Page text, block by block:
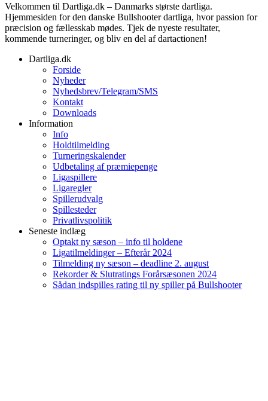
Velkommen til Dartliga.dk – Danmarks største dartliga.
Hjemmesiden for den danske Bullshooter dartliga, hvor passion for
præcision og fællesskab mødes. Tjek de nyeste resultater,
kommende turneringer, og bliv en del af dartactionen!
Dartliga.dk
Forside
Nyheder
Nyhedsbrev/Telegram/SMS
Kontakt
Downloads
Information
Info
Holdtilmelding
Turneringskalender
Udbetaling af præmiepenge
Ligaspillere
Ligaregler
Spillerudvalg
Spillesteder
Privatlivspolitik
Seneste indlæg
Optakt ny sæson – info til holdene
Ligatilmeldinger – Efterår 2024
Tilmelding ny sæson – deadline 2. august
Rekorder & Slutratings Forårsæsonen 2024
Sådan indspilles rating til ny spiller på Bullshooter